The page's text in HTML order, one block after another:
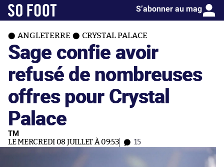
S’abonner au mag
ANGLETERRE CRYSTAL PALACE
Sage confie avoir
refusé de nombreuses
offres pour Crystal
Palace
TM
LE MERCREDI 08 JUILLET À 09:53 15